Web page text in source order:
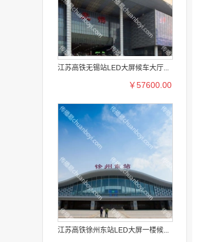
江苏高铁无锡站LED大屏候车大厅...
￥57600.00
江苏高铁徐州东站LED大屏一楼候...